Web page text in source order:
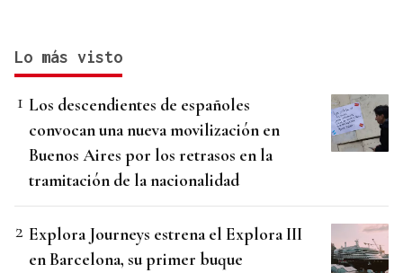
Lo más visto
Los descendientes de españoles
convocan una nueva movilización en
Buenos Aires por los retrasos en la
tramitación de la nacionalidad
Explora Journeys estrena el Explora III
en Barcelona, su primer buque